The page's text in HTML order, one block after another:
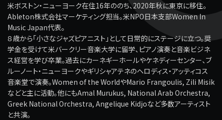
米ボストン・ニューヨーク在住16年ののち、2020年秋に東京に移住。
Ableton株式会社マーケティング担当。米NPO日本支部Women In
Music Japan代表。
８歳から「小さなジャズピアニスト」として日常的にステージに立つ。奨
学金を受けて米バークリー音楽大学に留学、ピアノ演奏と音楽ビジネ
ス経営を学び卒業。過去にカーネギーホールやケネディーセンター、ブ
ルーノート・ニューヨークやギリシャアテネのヘロディス・アッティコス
音楽堂で演奏。Women of the WorldやMario Frangoulis, Zili Misik
などと主に活動。他にもAmal Murukus, National Arab Orchestra,
Greek National Orchestra, Angelique Kidjoなど多数アーティスト
と共演。